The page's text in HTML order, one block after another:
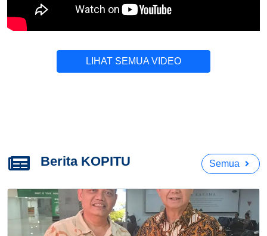
LIHAT SEMUA VIDEO
Berita KOPITU Semua